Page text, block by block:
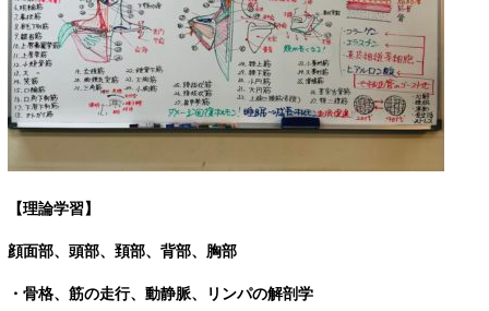
【理論学習】
顔面部、頭部、頚部、背部、胸部
・骨格、筋の走行、動静脈、リンパの解剖学